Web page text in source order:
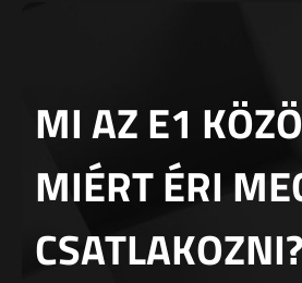
MI AZ E1
MIÉRT ÉRI
CSATLAKOZNI?